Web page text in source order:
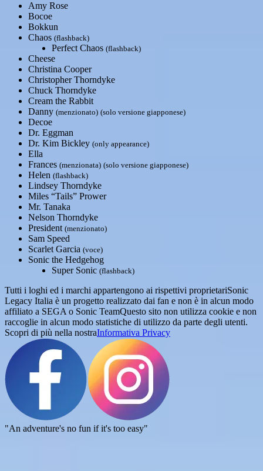
Amy Rose
Bocoe
Bokkun
Chaos (flashback)
Perfect Chaos (flashback)
Cheese
Christina Cooper
Christopher Thorndyke
Chuck Thorndyke
Cream the Rabbit
Danny (menzionato) (solo versione giapponese)
Decoe
Dr. Eggman
Dr. Kim Bickley (only appearance)
Ella
Frances (menzionata) (solo versione giapponese)
Helen (flashback)
Lindsey Thorndyke
Miles “Tails” Prower
Mr. Tanaka
Nelson Thorndyke
President (menzionato)
Sam Speed
Scarlet Garcia (voce)
Sonic the Hedgehog
Super Sonic (flashback)
Tutti i loghi ed i marchi appartengono ai rispettivi proprietariSonic
Legacy Italia è un progetto realizzato dai fan e non è in alcun modo
affiliato a SEGA o Sonic TeamQuesto sito non utilizza cookie e non
raccoglie in alcun modo statistiche di utilizzo da parte degli utenti.
Scopri di più nella nostraInformativa Privacy
"An adventure's no fun if it's too easy"